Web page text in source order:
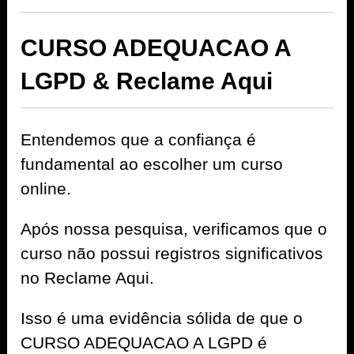
CURSO ADEQUACAO A
LGPD & Reclame Aqui
Entendemos que a confiança é
fundamental ao escolher um curso
online.
Após nossa pesquisa, verificamos que o
curso não possui registros significativos
no Reclame Aqui.
Isso é uma evidência sólida de que o
CURSO ADEQUACAO A LGPD é